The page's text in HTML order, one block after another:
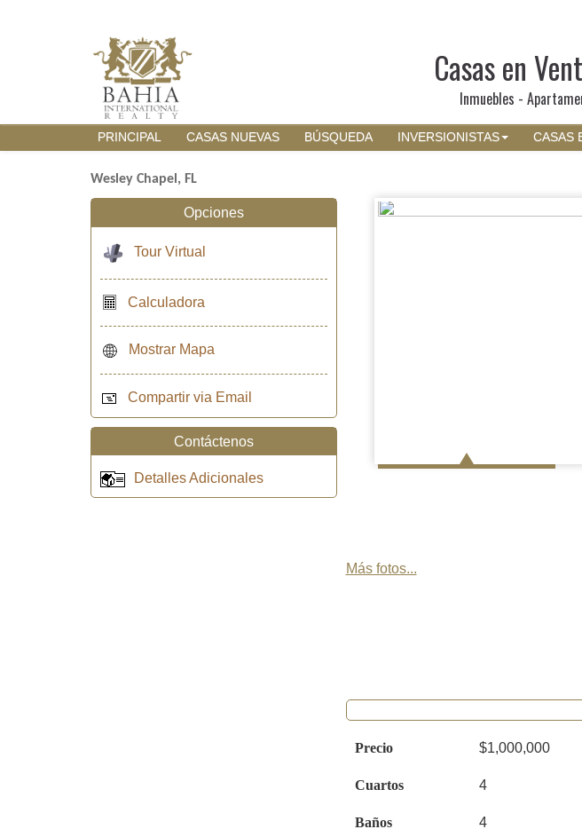
Casas en
Inmuebles -
PRINCIPAL CASAS NUEVAS BÚSQUEDA INVERSIONISTAS CASAS
Wesley Chapel, FL
Más fotos...
Precio $1,000,000
Cuartos 4
Baños 4
Opciones
Tour Virtual
Calculadora
Mostrar Mapa
Compartir via Email
Contáctenos
Detalles Adicionales